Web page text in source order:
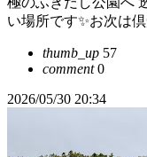
い場所です✨お次は
thumb_up 57
comment0
2026/05/30 20:34